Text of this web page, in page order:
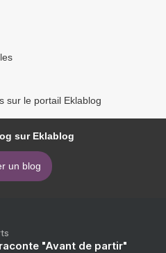
sur le portail Eklablog
sur Eklablog
un blog
"Avant de partir"